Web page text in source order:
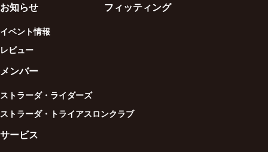
お知らせ
イベント情報
レビュー
フィッティング
メンバー
ストラーダ・ライダーズ
ストラーダ・トライアスロンクラブ
サービス